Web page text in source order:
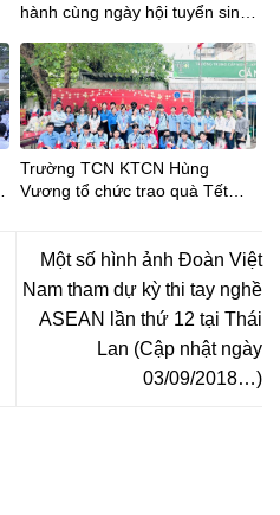
hành cùng ngày hội tuyển sinh
Trường TCN KTCN Hùng
Vương tổ chức trao quà Tết
Một số hình ảnh Đoàn Việt
Nam tham dự kỳ thi tay nghề
ASEAN lần thứ 12 tại Thái
Lan (Cập nhật ngày
03/09/2018…)